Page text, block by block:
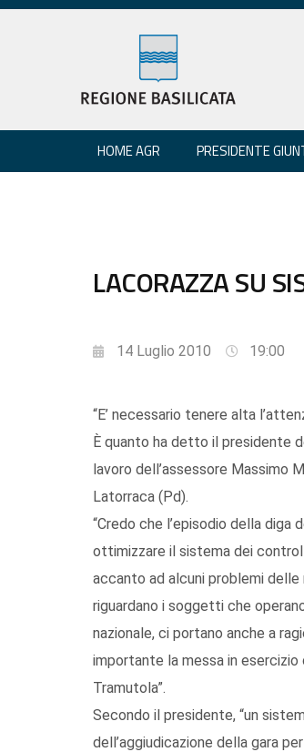
HOME AGR PRESIDENTE
LACORAZZA SU
14 Luglio 2010 19:00
“E’ necessario tenere alta
È quanto ha detto il presidente
lavoro dell’assessore Massimo
Latorraca (Pd).
“Credo che l’episodio della
ottimizzare il sistema dei
accanto ad alcuni problemi
riguardano i soggetti che
nazionale, ci portano anche a
importante la messa in esercizio
Tramutola”.
Secondo il presidente, “un
dell’aggiudicazione della gara